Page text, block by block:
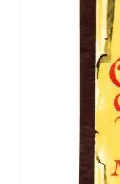
Les